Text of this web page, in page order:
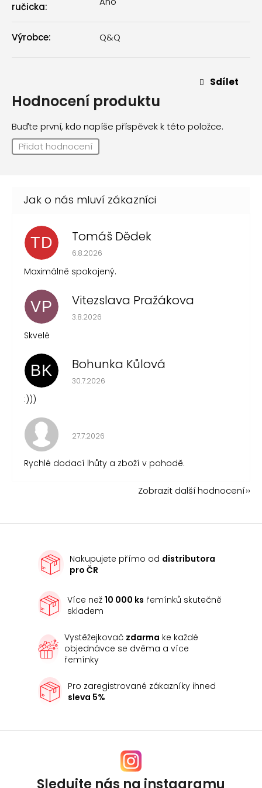
ručicka:
Výrobce: Q&Q
Sdílet
Hodnocení produktu
Buďte první, kdo napíše příspěvek k této položce.
Přidat hodnocení
TD Tomáš Dědek
Hodnocení obchodu je 5 z 5 hvězdiček.
6.8.2026
Maximálně spokojený.
VP Vitezslava Pražákova
Hodnocení obchodu je 5 z 5 hvězdiček.
3.8.2026
Skvelé
BK Bohunka Kůlová
Hodnocení obchodu je 5 z 5 hvězdiček.
30.7.2026
:)))
Hodnocení obchodu je 5 z 5 hvězdiček.
27.7.2026
Rychlé dodací lhůty a zboží v pohodě.
Zobrazit další hodnocení
Nakupujete přímo od distributora
pro ČR
Více než10 000 ks řemínků skutečně
skladem
Vystěžejkovač zdarma ke každé
objednávce se dvěma a více
řemínky
Pro zaregistrované zákazníky ihned
sleva 5%